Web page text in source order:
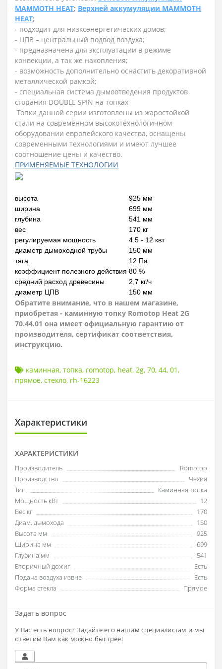
MAMMOTH HEAT; Верхней аккумуляции MAMMOTH
HEAT;
- подходит для низкоэнергетических домов;
- ЦПВ – центральный подвод воздуха;
- предназначена для эксплуатации в режиме
конвекции, а так же накопления;
- возможность дополнительно оснастить декоративной
металлической рамкой;
- специальная система дымоотведения продуктов
сгорания DOUBLE SPIN на топках
Топки данной серии изготовлены из жаростойкой
стали на современном высокотехнологичном
оборудовании европейского качества, оснащены
современными технологиями и имеют лучшее
соотношение цены и качество.
ПРИМЕНЯЕМЫЕ ТЕХНОЛОГИИ
высота
925 мм
ширина
699 мм
глубина
541 мм
вес
170 кг
регулируемая мощность
4.5 - 12 квт
диаметр дымоходной трубы
150 мм
тяга
12 Па
коэффициент полезного действия 80 %
средний расход древесины
2,7 кг/ч
диаметр ЦПВ
150 мм
Обратите внимание, что в нашем магазине,
приобретая - каминную топку Romotop Heat 2G
70.44.01 она имеет официальную гарантию от
производителя, сертификат соответствия,
инструкцию.
каминная, топка, romotop, heat, 2g, 70, 44, 01,
прямое, стекло, rh-16223
Характеристики
ХАРАКТЕРИСТИКИ
Производитель
Romotop
Производство
Чехия
Тип
Каминная топка
Мощность кВт
12
Вес кг
170
Диам. дымохода
150
Высота мм
925
Ширина мм
699
Глубина мм
541
Вторичный дожиг
Есть
Подача воздуха извне
Есть
Форма стекла
Прямое
Задать вопрос
У Вас есть вопрос? Задайте его нашим специалистам и мы
ответим Вам как можно быстрее!